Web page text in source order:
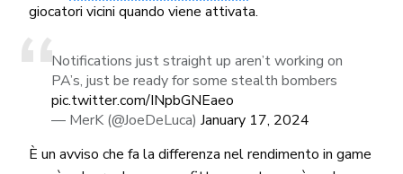
giocatori vicini quando viene attivata.
Notifications just straight up aren’t working on
PA’s, just be ready for some stealth bombers
pic.twitter.com/INpbGNEaeo
— MerK (@JoeDeLuca)January 17, 2024
È un avviso che fa la differenza nel rendimento in game